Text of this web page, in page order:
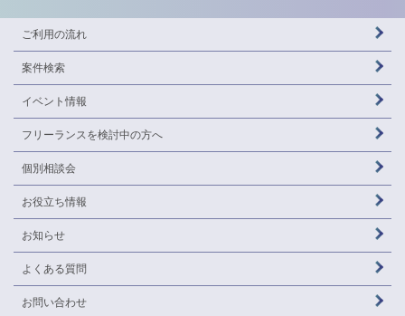
ご利用の流れ
案件検索
イベント情報
フリーランスを検討中の方へ
個別相談会
お役立ち情報
お知らせ
よくある質問
お問い合わせ